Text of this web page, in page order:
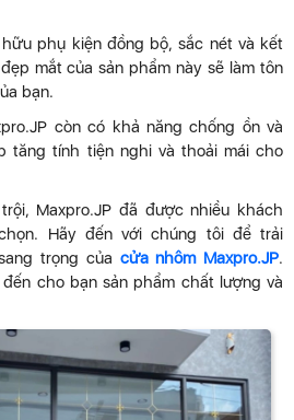
phụ kiện đồng bộ, sắc nét và kết
mắt của sản phẩm này sẽ làm tôn
bạn.
còn có khả năng chống ồn và
tăng tính tiện nghi và thoải mái cho
Maxpro.JP đã được nhiều khách
Hãy đến với chúng tôi để trải
trọng của cửa nhôm Maxpro.JP.
cho bạn sản phẩm chất lượng và